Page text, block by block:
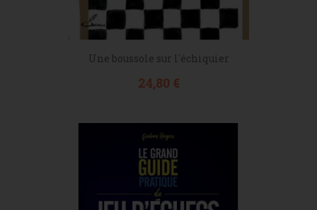
Une boussole sur l'échiquier
Prix
24,80 €